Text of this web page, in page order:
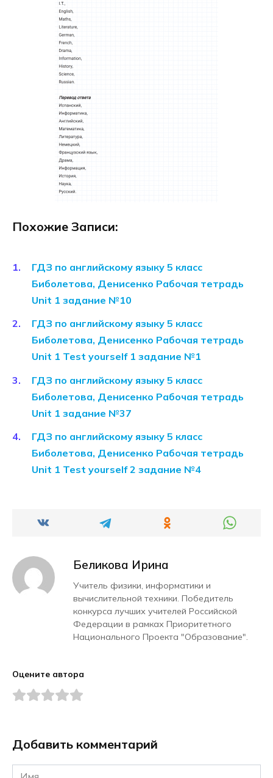
Похожие Записи:
ГДЗ по английскому языку 5 класс
Биболетова, Денисенко Рабочая тетрадь
Unit 1 задание №10
ГДЗ по английскому языку 5 класс
Биболетова, Денисенко Рабочая тетрадь
Unit 1 Test yourself 1 задание №1
ГДЗ по английскому языку 5 класс
Биболетова, Денисенко Рабочая тетрадь
Unit 1 задание №37
ГДЗ по английскому языку 5 класс
Биболетова, Денисенко Рабочая тетрадь
Unit 1 Test yourself 2 задание №4
Беликова Ирина
Учитель физики, информатики и
вычислительной техники. Победитель
конкурса лучших учителей Российской
Федерации в рамках Приоритетного
Национального Проекта "Образование".
Оцените автора
Добавить комментарий
Имя